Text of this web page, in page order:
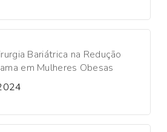
Bariátrica na Redução
em Mulheres Obesas